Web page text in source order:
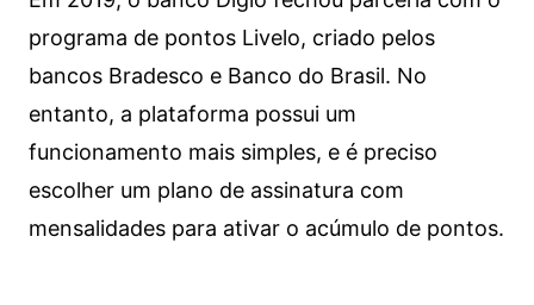
programa de pontos Livelo, criado pelos
bancos Bradesco e Banco do Brasil. No
entanto, a plataforma possui um
funcionamento mais simples, e é preciso
escolher um plano de assinatura com
mensalidades para ativar o acúmulo de pontos.